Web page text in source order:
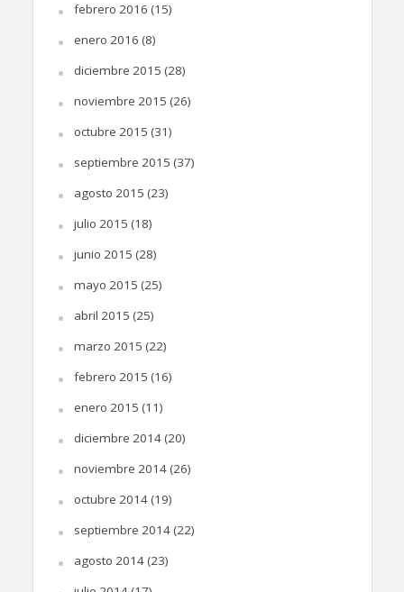
febrero 2016 (15)
enero 2016 (8)
diciembre 2015 (28)
noviembre 2015 (26)
octubre 2015 (31)
septiembre 2015 (37)
agosto 2015 (23)
julio 2015 (18)
junio 2015 (28)
mayo 2015 (25)
abril 2015 (25)
marzo 2015 (22)
febrero 2015 (16)
enero 2015 (11)
diciembre 2014(20)
noviembre 2014(26)
octubre 2014(19)
septiembre 2014(22)
agosto 2014(23)